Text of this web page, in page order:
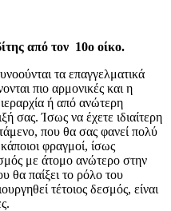
από τον 10ο οίκο.
τα επαγγελματικά
πιο αρμονικές και η
ή από ανώτερη
σας. Ίσως να έχετε ιδιαίτερη
που θα σας φανεί πολύ
φραγμοί, ίσως
με άτομο ανώτερο στην
θα παίξει το ρόλο του
τέτοιος δεσμός, είναι